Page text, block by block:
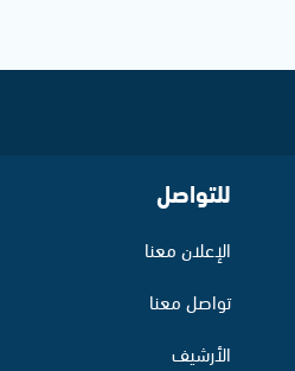
للتواصل
الإعلان معنا
تواصل معنا
الأرشيف